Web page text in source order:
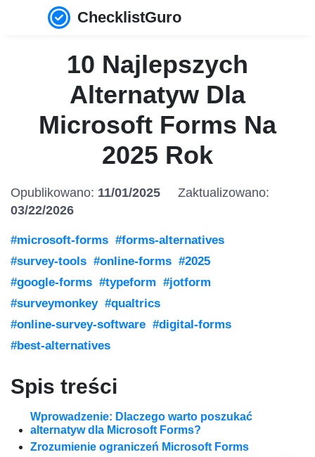
ChecklistGuro
10 Najlepszych
Alternatyw Dla
Microsoft Forms Na
2025 Rok
Opublikowano: 11/01/2025
Zaktualizowano:
03/22/2026
#microsoft-forms #forms-alternatives
#survey-tools #online-forms #2025
#google-forms #typeform #jotform
#surveymonkey #qualtrics
#online-survey-software #digital-forms
#best-alternatives
Spis treści
Wprowadzenie: Dlaczego warto poszukać
alternatyw dla Microsoft Forms?
Zrozumienie ograniczeń Microsoft Forms